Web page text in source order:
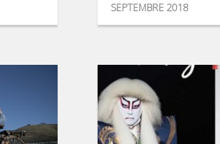
SEPTEMBRE 2018